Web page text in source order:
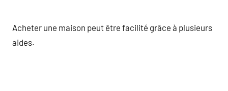
Acheter une maison peut être facilité grâce à plusieurs
aides.